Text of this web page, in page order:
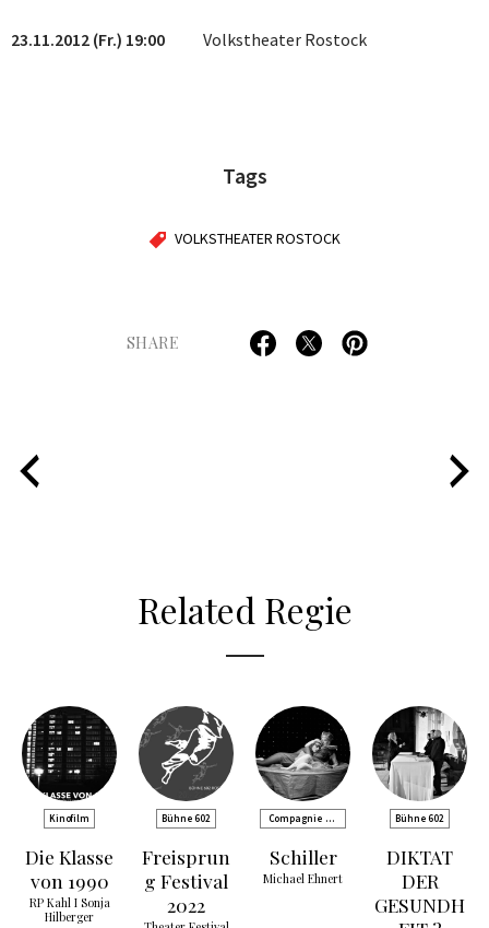
23.11.2012 (Fr.) 19:00 Volkstheater Rostock
Tags
VOLKSTHEATER ROSTOCK
SHARE
Related Regie
Kinofilm
Die Klasse
von 1990
RP Kahl I Sonja
Hilberger
Bühne 602
Freisprun
g Festival
2022
Compagnie de
Schiller
Michael Ehnert
Bühne 602
DIKTAT
DER
GESUNDH